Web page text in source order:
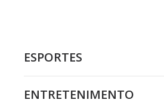
ESPORTES
ENTRETENIMENTO